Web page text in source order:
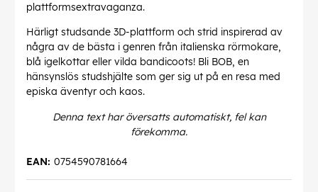
plattformsextravaganza.
Härligt studsande 3D-plattform och strid inspirerad av
några av de bästa i genren från italienska rörmokare,
blå igelkottar eller vilda bandicoots! Bli BOB, en
hänsynslös studshjälte som ger sig ut på en resa med
episka äventyr och kaos.
Denna text har översatts automatiskt, fel kan
förekomma.
0754590781664
EAN: